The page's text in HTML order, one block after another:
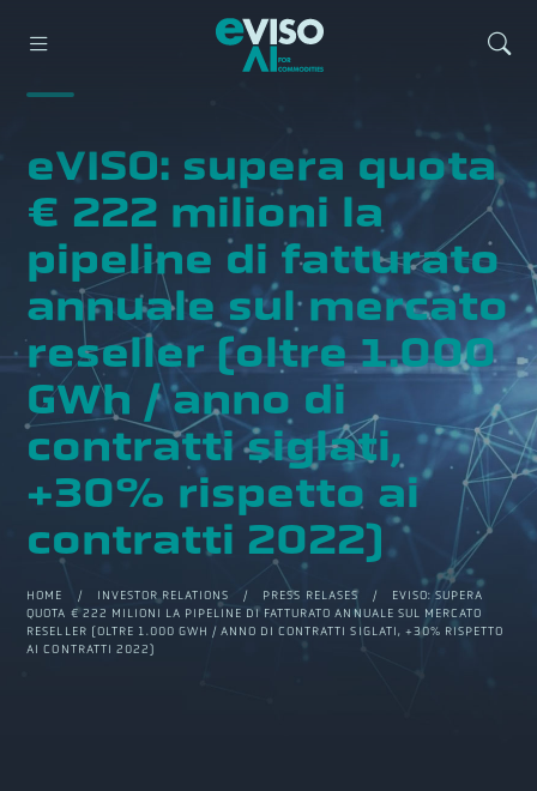
eVISO: supera quota
€ 222 milioni la
pipeline di fatturato
annuale sul mercato
reseller (oltre 1.000
GWh / anno di
contratti siglati,
+30% rispetto ai
contratti 2022)
HOME / INVESTOR RELATIONS / PRESS RELASES/ EVISO: SUPERA
QUOTA € 222 MILIONI LA PIPELINE DI FATTURATO ANNUALE SUL MERCATO
RESELLER (OLTRE 1.000 GWH / ANNO DI CONTRATTI SIGLATI, +30% RISPETTO
AI CONTRATTI 2022)